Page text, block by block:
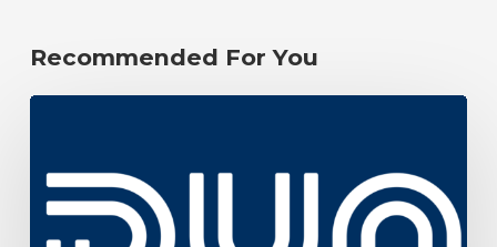
Recommended For You